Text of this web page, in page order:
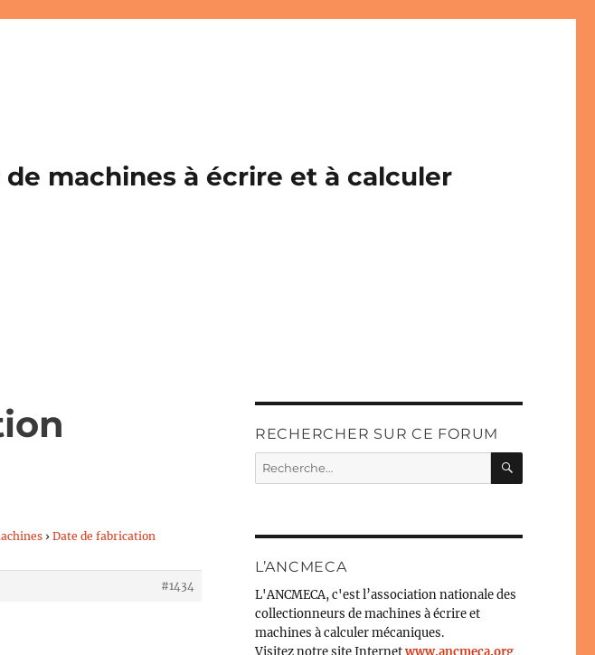
machines à écrire et à calculer
› Date de fabrication
#1434
RECHERCHER SUR CE FORUM
Recherche
pour :
L’ANCMECA
L'ANCMECA, c'est l’association nationale des
collectionneurs de machines à écrire et
machines à calculer mécaniques.
Visitez notre site Internetwww.ancmeca.org